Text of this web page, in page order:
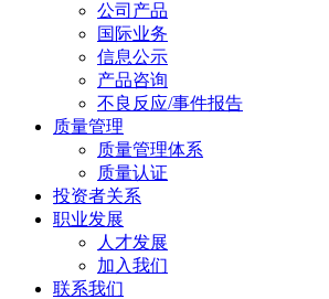
公司产品
国际业务
信息公示
产品咨询
不良反应/事件报告
质量管理
质量管理体系
质量认证
投资者关系
职业发展
人才发展
加入我们
联系我们